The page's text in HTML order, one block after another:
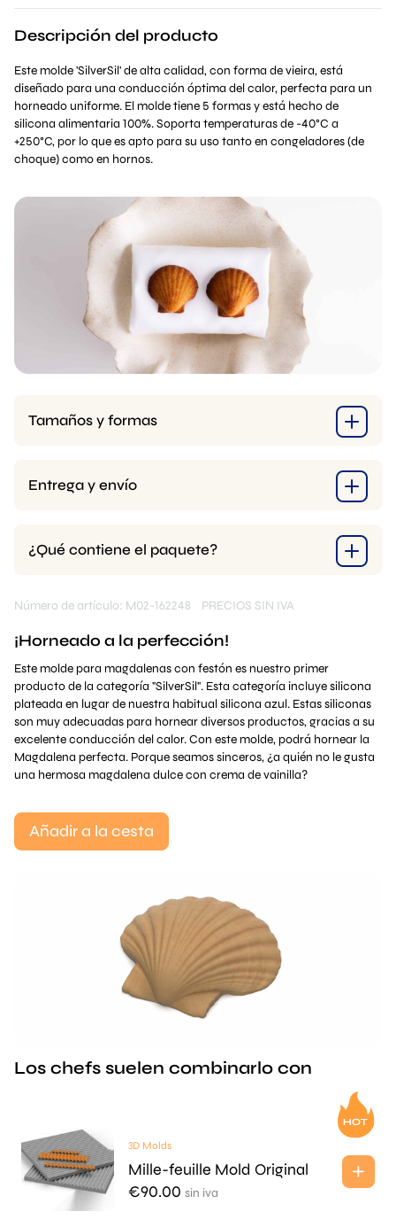
Descripción del producto
Este molde 'SilverSil' de alta calidad, con forma de vieira, está
diseñado para una conducción óptima del calor, perfecta para un
horneado uniforme. El molde tiene 5 formas y está hecho de
silicona alimentaria 100%. Soporta temperaturas de -40°C a
+250°C, por lo que es apto para su uso tanto en congeladores (de
choque) como en hornos.
Tamaños y formas
Entrega y envío
¿Qué contiene el paquete?
Número de artículo: M02-162248 PRECIOS SIN IVA
¡Horneado a la perfección!
Este molde para magdalenas con festón es nuestro primer
producto de la categoría "SilverSil". Esta categoría incluye silicona
plateada en lugar de nuestra habitual silicona azul. Estas siliconas
son muy adecuadas para hornear diversos productos, gracias a su
excelente conducción del calor. Con este molde, podrá hornear la
Magdalena perfecta. Porque seamos sinceros, ¿a quién no le gusta
una hermosa magdalena dulce con crema de vainilla?
Añadir a la cesta
Los chefs suelen combinarlo con
3D Molds
Mille-feuille Mold Original
€90.00 sin iva